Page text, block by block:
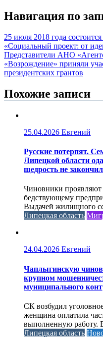
Навигация по
25 июля 2018 года
«Социальный проект: от
Представители АНО
«Возрождение» приняли
президентских грантов
Похожие записи
25.04.2026 Евгений
Русские потерпят.
Липецкой области
щедрость не
Чиновники проявляют
бедствующему
Выдачей жилищного
Липецкая область
24.04.2026 Евгений
Чаплыгинскую
крупном
муниципального
СК возбудил
женщина оплатила
выполненную работу.
Липецкая область